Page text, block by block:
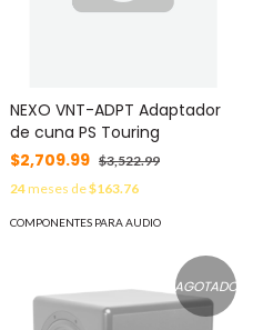
NEXO VNT-ADPT Adaptador
de cuna PS Touring
$2,709.99 $3,522.99
24meses de$163.76
COMPONENTES PARA AUDIO
AGOTADO